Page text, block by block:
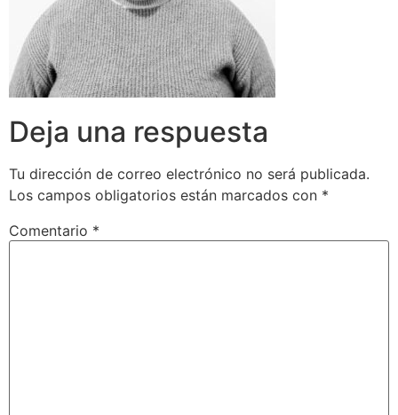
Deja una respuesta
Tu dirección de correo electrónico no será publicada.
Los campos obligatorios están marcados con *
Comentario *